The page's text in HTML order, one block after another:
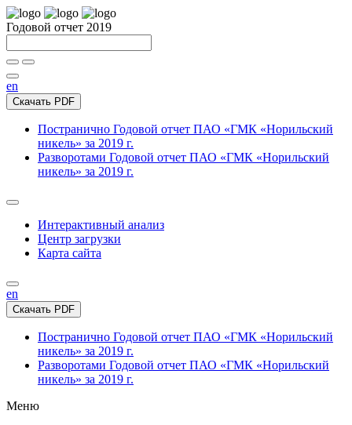
Годовой отчет 2019
en
Скачать PDF
Постранично Годовой отчет ПАО «ГМК «Норильский
никель» за 2019 г.
Разворотами Годовой отчет ПАО «ГМК «Норильский
никель» за 2019 г.
Интерактивный анализ
Центр загрузки
Карта сайта
en
Скачать PDF
Постранично Годовой отчет ПАО «ГМК «Норильский
никель» за 2019 г.
Разворотами Годовой отчет ПАО «ГМК «Норильский
никель» за 2019 г.
Меню